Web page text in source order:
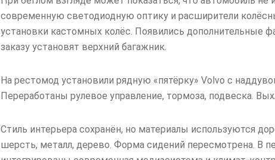
современную светодиодную оптику и расширители
установки кастомных колёс. Появились дополнительные
заказу установят верхний багажник.
На рестомод установили рядную «пятёрку» Volvo с
Переработаны рулевое управление, тормоза, подвеска.
Стиль интерьера сохранён, но материалы используются
шерсть, металл, дерево. Форма сидений пересмотрена. В